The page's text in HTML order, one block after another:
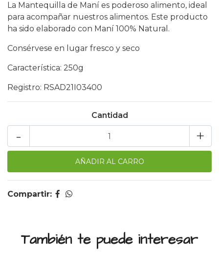
La Mantequilla de Maní es poderoso alimento, ideal
para acompañar nuestros alimentos. Este producto
ha sido elaborado con Maní 100% Natural.
Consérvese en lugar fresco y seco
Característica: 250g
Registro: RSAD21I03400
Cantidad
+
-
Compartir:
También te puede interesar